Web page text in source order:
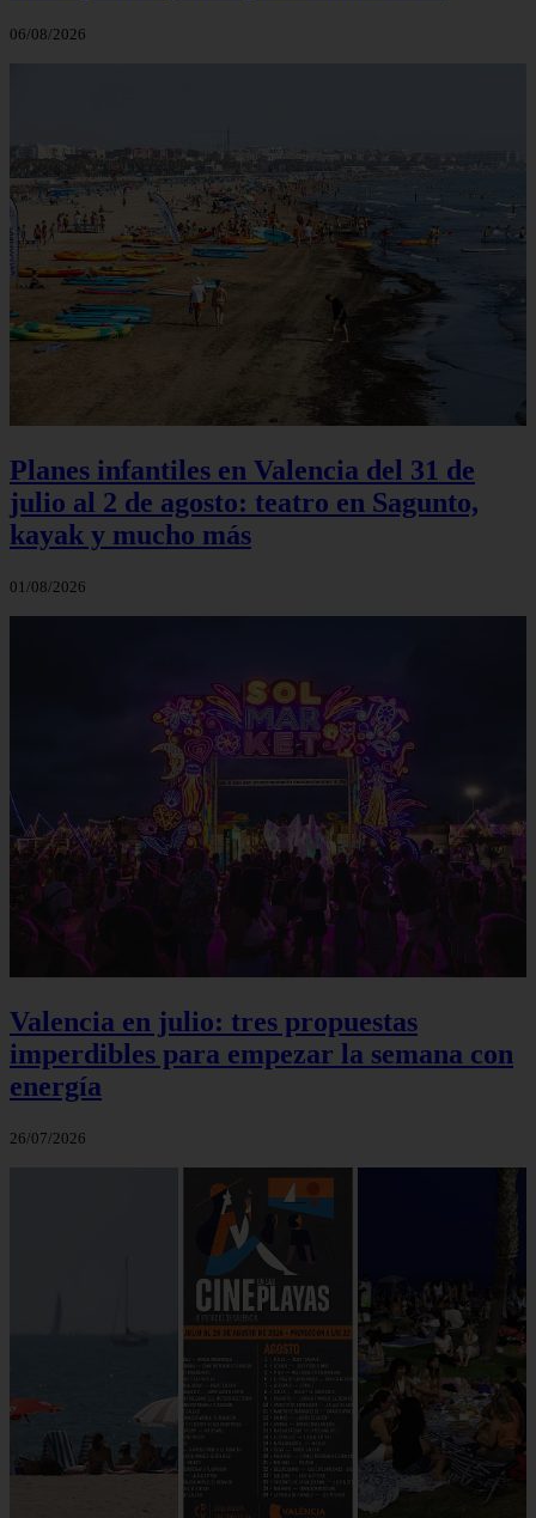
06/08/2026
Planes infantiles en Valencia del 31 de
julio al 2 de agosto: teatro en Sagunto,
kayak y mucho más
01/08/2026
Valencia en julio: tres propuestas
imperdibles para empezar la semana con
energía
26/07/2026